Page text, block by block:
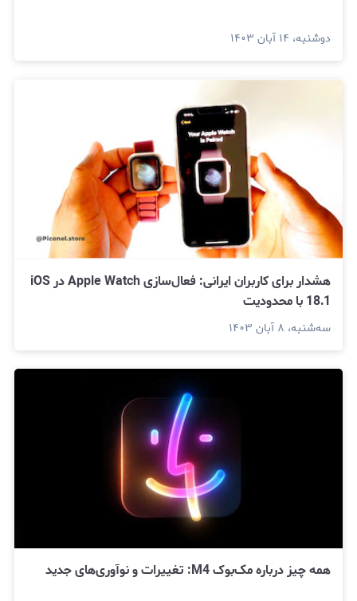
دوشنبه، ۱۴ آبان ۱۴۰۳
هشدار برای کاربران ایرانی: فعال‌سازی Apple Watch در iOS
18.1 با محدودیت
سه‌شنبه، ۸ آبان ۱۴۰۳
همه چیز درباره مک‌بوک M4: تغییرات و نوآوری‌های جدید